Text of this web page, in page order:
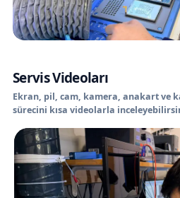
Servis Videoları
Ekran, pil, cam, kamera, anakart ve
sürecini kısa videolarla